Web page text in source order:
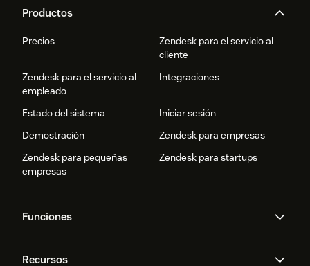
Productos
Precios
Zendesk para el servicio al
cliente
Zendesk para el servicio al
empleado
Integraciones
Estado del sistema
Iniciar sesión
Demostración
Zendesk para empresas
Zendesk para pequeñas
empresas
Zendesk para startups
Funciones
Recursos